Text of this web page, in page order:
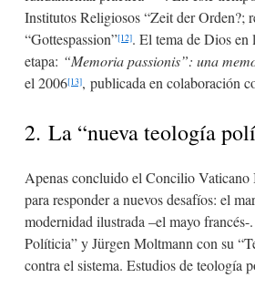
Institutos Religiosos “Zeit der Orden?;
“Gottespassion”[12]. El tema de Dios en
etapa: “Memoria passionis”: una
el 2006[13], publicada en colaboración
2. La “nueva teología
Apenas concluido el Concilio Vaticano
para responder a nuevos desafíos: el
modernidad ilustrada –el mayo
Políticia” y Jürgen Moltmann con su
contra el sistema. Estudios de teología